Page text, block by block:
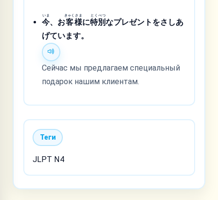
今
いま
、お客
きゃく
様
さま
に特
とく
別
べつ
なプレゼントをさしあ
げています。
Сейчас мы предлагаем специальный
подарок нашим клиентам.
Теги
JLPT N4